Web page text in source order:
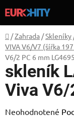
na
obsah
Domov
/Zahrada /Skleníky
VIVA V6/V7 (šířka
V6/2 PC 6 mm LG4695
skleník
Viva V6/
Priemerné
Neohodnotené